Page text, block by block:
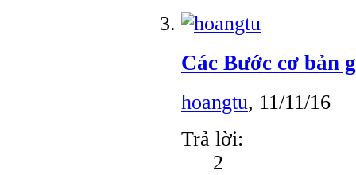
Các Bước cơ bản
hoangtu, 11/11/16
Trả lời:
2